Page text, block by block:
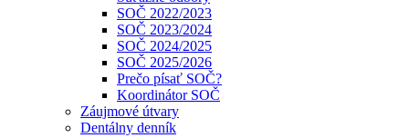
SOČ 2022/2023
SOČ 2023/2024
SOČ 2024/2025
SOČ 2025/2026
Prečo písať SOČ?
Koordinátor SOČ
Záujmové útvary
Dentálny denník